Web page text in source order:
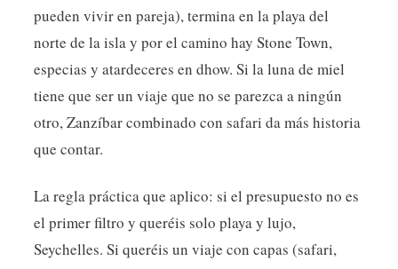
pueden vivir en pareja), termina en la playa del
norte de la isla y por el camino hay Stone Town,
especias y atardeceres en dhow. Si la luna de miel
tiene que ser un viaje que no se parezca a ningún
otro, Zanzíbar combinado con safari da más historia
que contar.
La regla práctica que aplico: si el presupuesto no es
el primer filtro y queréis solo playa y lujo,
Seychelles. Si queréis un viaje con capas (safari,